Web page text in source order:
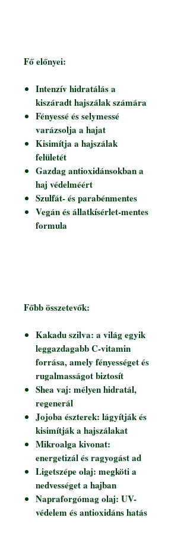
Fő előnyei:
Intenzív hidratálás a
kiszáradt hajszálak számára
Fényessé és selymessé
varázsolja a hajat
Kisimítja a hajszálak
felületét
Gazdag antioxidánsokban a
haj védelméért
Szulfát- és parabénmentes
Vegán és állatkísérlet-mentes
formula
Főbb összetevők:
Kakadu szilva: a világ egyik
leggazdagabb C-vitamin
forrása, amely fényességet és
rugalmasságot biztosít
Shea vaj: mélyen hidratál,
regenerál
Jojoba észterek: lágyítják és
kisimítják a hajszálakat
Mikroalga kivonat:
energetizál és ragyogást ad
Ligetszépe olaj: megköti a
nedvességet a hajban
Napraforgómag olaj: UV-
védelem és antioxidáns hatás